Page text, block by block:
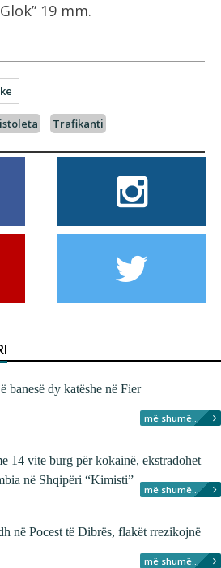
19 mm.
Trafikanti
banesë dy katëshe në Fier
më shumë...
14 vite burg për kokainë, ekstradohet
në Shqipëri “Kimisti”
më shumë...
në Pocest të Dibrës, flakët rrezikojnë
më shumë...